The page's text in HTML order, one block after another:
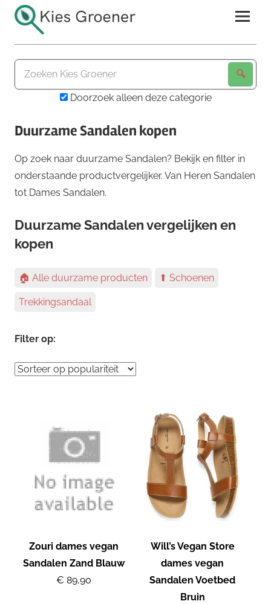
naar
inhoudKies
GroenerDoorzoek alleen deze categorie
Duurzame Sandalen kopen
Op zoek naar duurzame Sandalen? Bekijk en filter in
onderstaande productvergelijker. Van Heren Sandalen
tot Dames Sandalen.
Duurzame Sandalen vergelijken en
kopen
🏠 Alle duurzame producten ⬆ Schoenen
Trekkingsandaal
Filter op:
Zouri dames vegan
Sandalen Zand Blauw
€ 89,90
Will’s Vegan Store
dames vegan
Sandalen Voetbed
Bruin